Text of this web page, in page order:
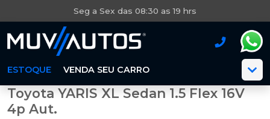
Seg a Sex das 08:30 as 19 hrs
ESTOQUE VENDA SEU CARRO
Toyota YARIS XL Sedan 1.5 Flex 16V
4p Aut.